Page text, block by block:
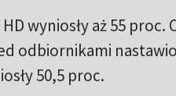
wyniosły aż 55
odbiornikami
50,5 proc.